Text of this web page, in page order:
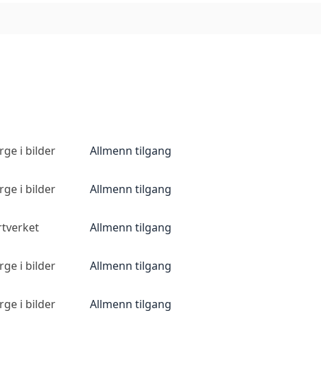
i bilder Allmenn tilgang
i bilder Allmenn tilgang
Allmenn tilgang
i bilder Allmenn tilgang
i bilder Allmenn tilgang